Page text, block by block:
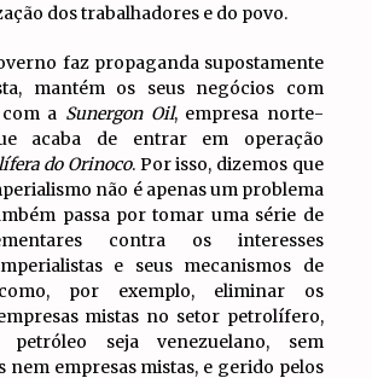
dos trabalhadores e do povo.
faz propaganda supostamente
mantém os seus negócios com
a Sunergon Oil, empresa norte-
acaba de entrar em operação
do Orinoco. Por isso, dizemos que
não é apenas um problema
passa por tomar uma série de
contra os interesses
e seus mecanismos de
por exemplo, eliminar os
mistas no setor petrolífero,
seja venezuelano, sem
nem empresas mistas, e gerido pelos